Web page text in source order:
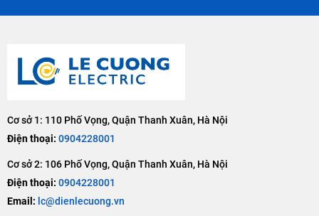
Cơ sở 1: 110 Phố Vọng, Quận Thanh Xuân, Hà Nội
Điện thoại: 0904228001
Cơ sở 2: 106 Phố Vọng, Quận Thanh Xuân, Hà Nội
Điện thoại: 0904228001
Email: lc@dienlecuong.vn